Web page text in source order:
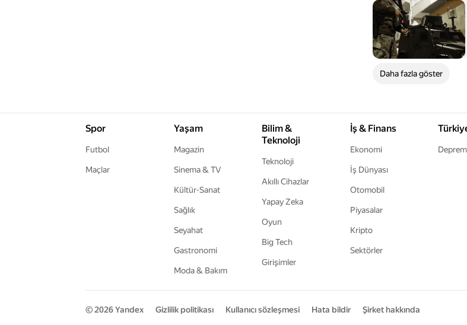
Daha fazla göster
Spor
Futbol
Maçlar
Yaşam
Magazin
Sinema & TV
Kültür-Sanat
Sağlık
Seyahat
Gastronomi
Moda & Bakım
Bilim &
Teknoloji
Teknoloji
Akıllı Cihazlar
Yapay Zeka
Oyun
Big Tech
Girişimler
İş & Finans
Ekonomi
İş Dünyası
Otomobil
Piyasalar
Kripto
Sektörler
© 2026Yandex Gizlilik politikası Kullanıcı sözleşmesi Hata bildir Şirket hakkında